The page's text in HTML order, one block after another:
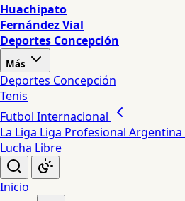
Huachipato
Fernández Vial
Deportes Concepción
Más
Deportes Concepción
Tenis
Futbol Internacional
La Liga Liga Profesional Argentina
Lucha Libre
Inicio